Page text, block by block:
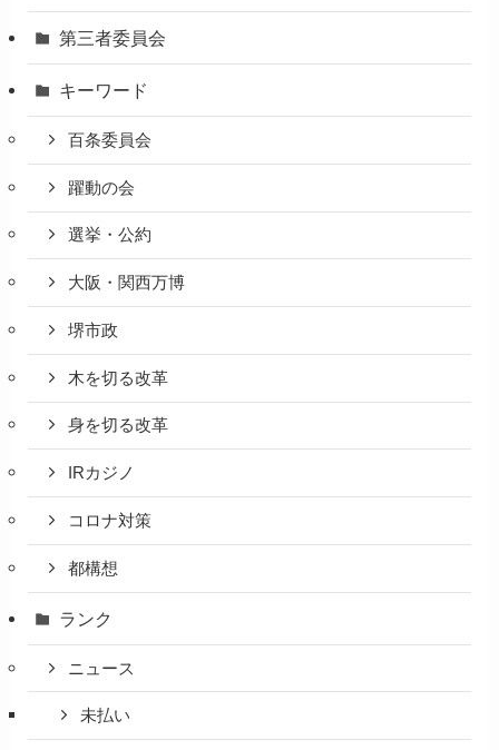
第三者委員会
キーワード
百条委員会
躍動の会
選挙・公約
大阪・関西万博
堺市政
木を切る改革
身を切る改革
IRカジノ
コロナ対策
都構想
ランク
ニュース
未払い